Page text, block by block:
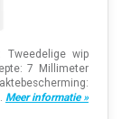
Tweedelige wip
7 Millimeter
Meer informatie »